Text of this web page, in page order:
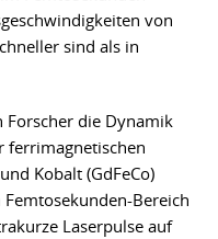
von
sind als in
Forscher die Dynamik
ferrimagnetischen
Kobalt (GdFeCo)
Bereich
Laserpulse auf